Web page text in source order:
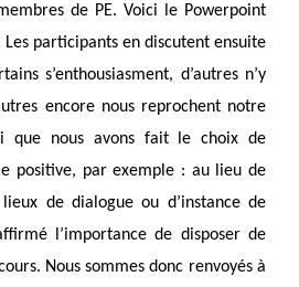
de PE. Voici le Powerpoint
participants en discutent ensuite
s’enthousiasment, d’autres n’y
encore nous reprochent notre
que nous avons fait le choix de
positive, par exemple : au lieu de
de dialogue ou d’instance de
l’importance de disposer de
Nous sommes donc renvoyés à